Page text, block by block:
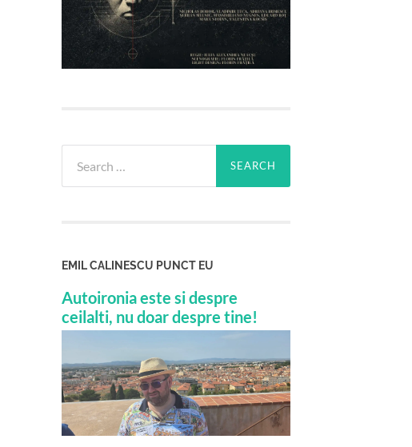
for:
EMIL CALINESCU PUNCT EU
Autoironia este si despre
ceilalti, nu doar despre tine!